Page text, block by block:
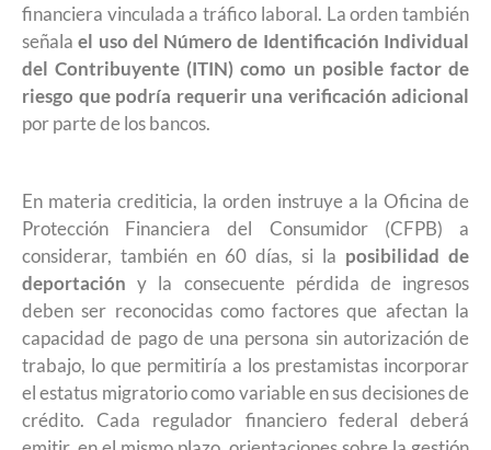
financiera vinculada a tráfico laboral. La orden también
señalael uso del Número de Identificación Individual
del Contribuyente (ITIN) como un posible factor de
riesgo que podría requerir una verificación adicional
por parte de los bancos.
En materia crediticia, la orden instruye a la Oficina de
Protección Financiera del Consumidor (CFPB) a
considerar, también en 60 días, si la posibilidad de
deportación y la consecuente pérdida de ingresos
deben ser reconocidas como factores que afectan la
capacidad de pago de una persona sin autorización de
trabajo, lo que permitiría a los prestamistas incorporar
el estatus migratorio como variable en sus decisiones de
crédito. Cada regulador financiero federal deberá